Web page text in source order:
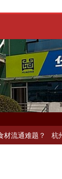
杭州中央厨房布